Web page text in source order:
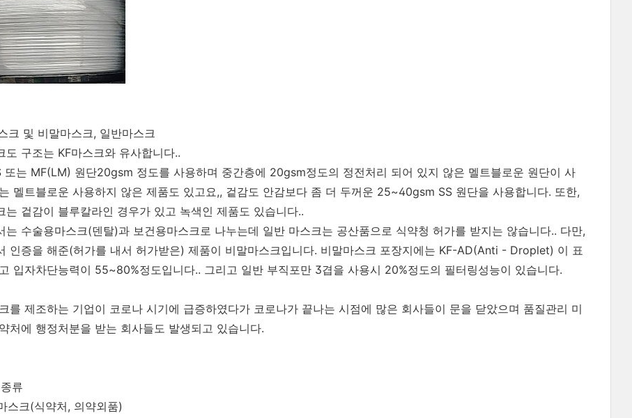
크 및 비말마스크, 일반마스크
도 구조는 KF마스크와 유사합니다..
또는 MF(LM) 원단20gsm 정도를 사용하며 중간층에 20gsm정도의 정전처리 되어 있지 않은 멜트블로운 원단이 사
멜트블로운 사용하지 않은 제품도 있고요,, 겉감도 안감보다 좀 더 두꺼운 25~40gsm SS 원단을 사용합니다. 또한,
는 겉감이 블루칼라인 경우가 있고 녹색인 제품도 있습니다..
는 수술용마스크(덴탈)과 보건용마스크로 나누는데 일반 마스크는 공산품으로 식약청 허가를 받지는 않습니다.. 다만,
인증을 해준(허가를 내서 허가받은) 제품이 비말마스크입니다. 비말마스크 포장지에는 KF-AD(Anti - Droplet) 이 표
입자차단능력이 55~80%정도입니다.. 그리고 일반 부직포만 3겹을 사용시 20%정도의 필터링성능이 있습니다.
를 제조하는 기업이 코로나 시기에 급증하였다가 코로나가 끝나는 시점에 많은 회사들이 문을 닫았으며 품질관리 미
처에 행정처분을 받는 회사들도 발생되고 있습니다.
류
스크(식약처, 의약외품)